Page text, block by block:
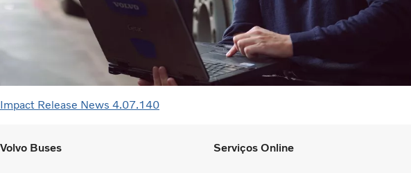
Impact Release News 4.07.140
Volvo Buses Serviços Online